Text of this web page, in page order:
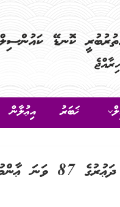
ޚަބަރު އިޢުލާން